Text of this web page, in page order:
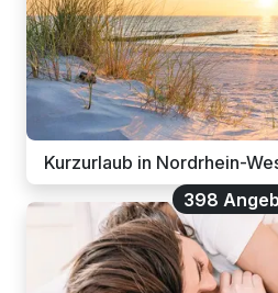
Kurzurlaub in Nordrhein-
398